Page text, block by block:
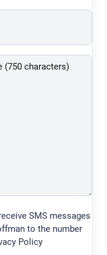
SMS messages
to the number
Policy